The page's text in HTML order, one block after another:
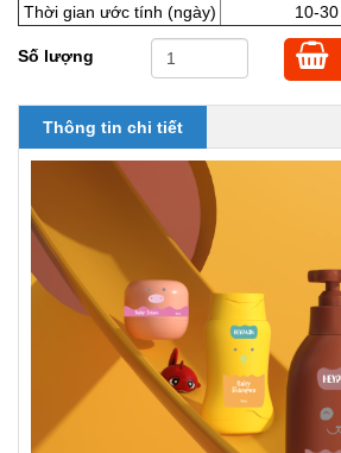
Thời gian ước tính (ngày)
10-30
Số lượng
Thông tin chi tiết